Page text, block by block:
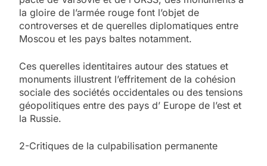
la gloire de l’armée rouge font l’objet de
controverses et de querelles diplomatiques entre
Moscou et les pays baltes notamment.
Ces querelles identitaires autour des statues et
monuments illustrent l’effritement de la cohésion
sociale des sociétés occidentales ou des tensions
géopolitiques entre des pays d’ Europe de l’est et
la Russie.
2-Critiques de la culpabilisation permanente